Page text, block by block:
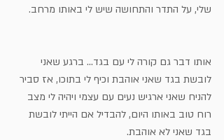
שלי, על התדר והתחושה שיש לי באותו מרחב.
אותו דבר גם קורה לי עם בגד… ברגע שאני
לובשת בגד שאני אוהבת וכיף לי בתוכו, אז סביר
להניח שאני ארגיש נעים עם עצמי ויהיה לי מצב
רוח טוב באותו היום, להבדיל אם הייתי לובשת
בגד שאני לא אוהבת.